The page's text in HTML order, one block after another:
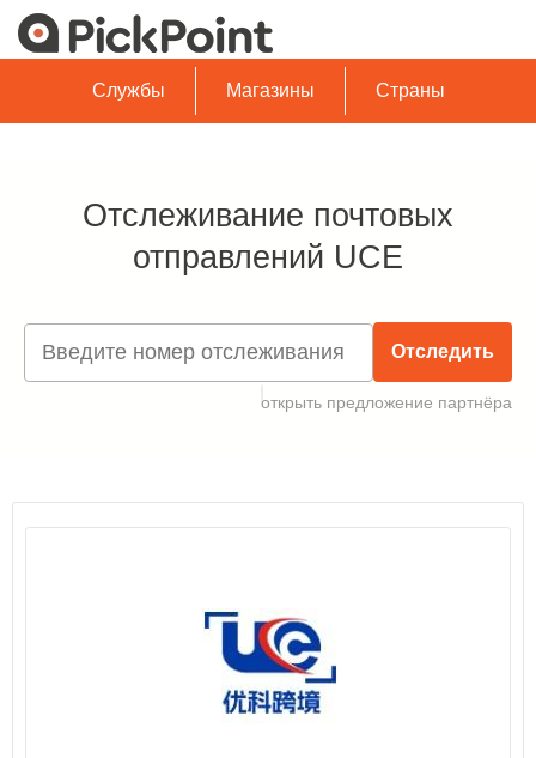
Службы Магазины Страны
Отслеживание почтовых
отправлений UCE
Отследить
открыть предложение партнёра